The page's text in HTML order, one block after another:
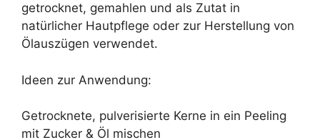
getrocknet, gemahlen und als Zutat in
natürlicher Hautpflege oder zur Herstellung von
Ölauszügen verwendet.
Ideen zur Anwendung:
Getrocknete, pulverisierte Kerne in ein Peeling
mit Zucker & Öl mischen